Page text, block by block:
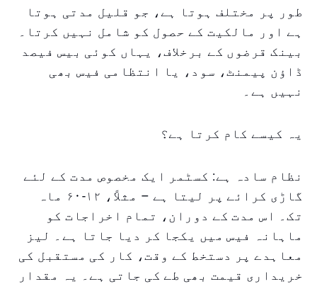
طور پر مختلف ہوتا ہے، جو قلیل مدتی ہوتا
ہے اور مالکیت کے حصول کو شامل نہیں کرتا۔
بینک قرضوں کے برخلاف، یہاں کوئی بیس فیصد
ڈاؤن پیمنٹ، سود، یا انتظامی فیس بھی
نہیں ہے۔
یہ کیسے کام کرتا ہے؟
نظام سادہ ہے: کسٹمر ایک مخصوص مدت کے لئے
گاڑی کرائے پر لیتا ہے – مثلاً، ۱۲-۶۰ ماہ
تک۔ اس مدت کے دوران، تمام اخراجات کو
ماہانہ فیس میں یکجا کر دیا جاتا ہے۔ لیز
معاہدے پر دستخط کے وقت، کار کی مستقبل کی
خریداری قیمت بھی طے کی جاتی ہے۔ یہ مقدار